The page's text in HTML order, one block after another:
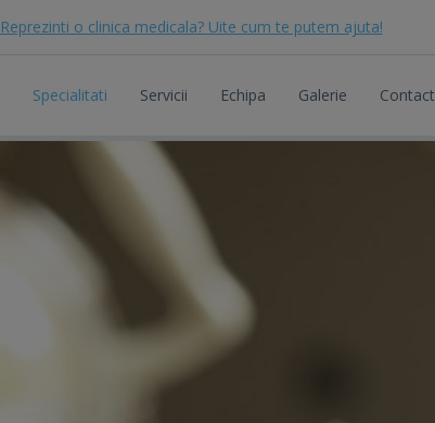
Reprezinti o clinica medicala? Uite cum te putem ajuta!
Specialitati Servicii Echipa Galerie Contact